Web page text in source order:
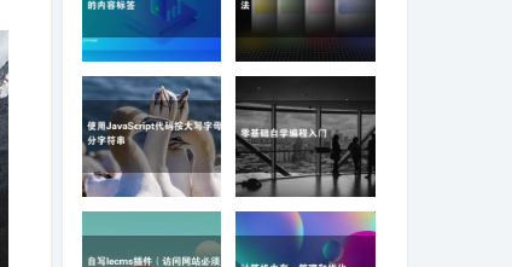
PHP实现通过正则表达
式替换回调的内容标签
php获取从html表单传递
数组的方法
使用JavaScript代码按
零基础自学编程入门